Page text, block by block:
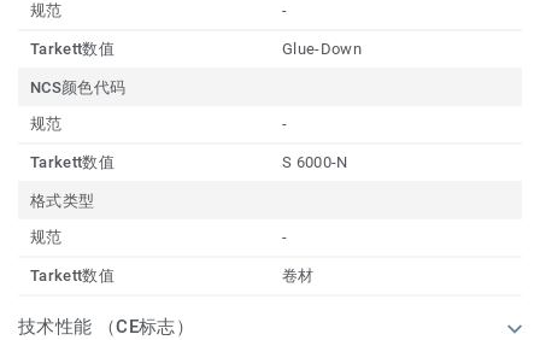
规范
-
Tarkett数值 Glue-Down
NCS颜色代码
规范
-
Tarkett数值 S 6000-N
格式类型
规范
-
Tarkett数值 卷材
技术性能 （CE标志）